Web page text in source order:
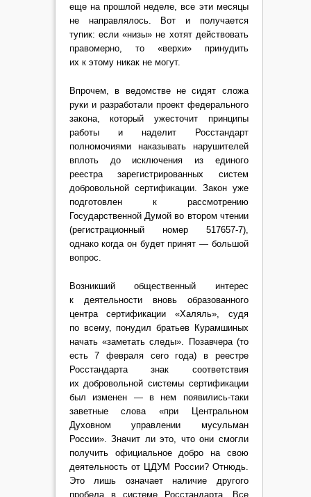
еще на прошлой неделе, все эти месяцы
не направлялось. Вот и получается
тупик: если «низы» не хотят действовать
правомерно, то «верхи» принудить
их к этому никак не могут.
Впрочем, в ведомстве не сидят сложа
руки и разработали проект федерального
закона, который ужесточит принципы
работы и наделит Росстандарт
полномочиями наказывать нарушителей
вплоть до исключения из единого
реестра зарегистрированных систем
добровольной сертификации. Закон уже
подготовлен к рассмотрению
Государственной Думой во втором чтении
(регистрационный номер 517657-7),
однако когда он будет принят — большой
вопрос.
Возникший общественный интерес
к деятельности вновь образованного
центра сертификации «Халяль», судя
по всему, понудил братьев Курамшиных
начать «заметать следы». Позавчера (то
есть 7 февраля сего года) в реестре
Росстандарта знак соответствия
их добровольной системы сертификации
был изменен — в нем появились-таки
заветные слова «при Центральном
Духовном управлении мусульман
России». Значит ли это, что они смогли
получить официальное добро на свою
деятельность от ЦДУМ России? Отнюдь.
Это лишь означает наличие другого
пробела в системе Росстандарта. Все